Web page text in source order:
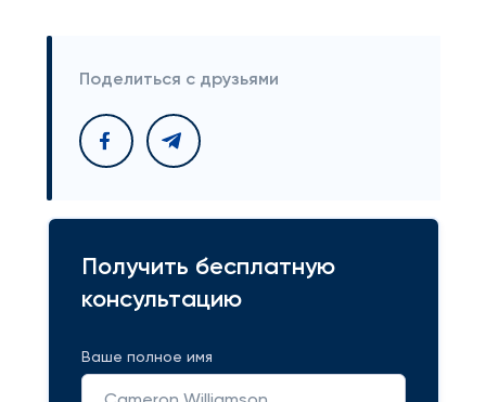
Поделиться с друзьями
Получить бесплатную
консультацию
Ваше полное имя